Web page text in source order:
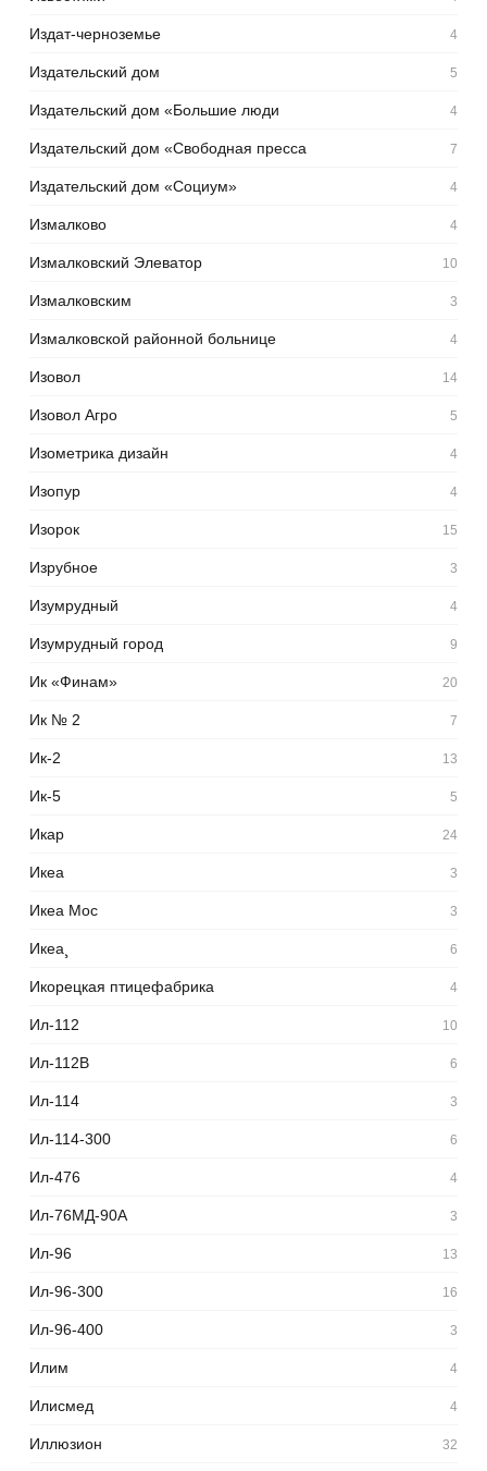
Издат-черноземье 4
Издательский дом 5
Издательский дом «Большие люди 4
Издательский дом «Свободная пресса 7
Издательский дом «Социум» 4
Измалково 4
Измалковский Элеватор 10
Измалковским 3
Измалковской районной больнице 4
Изовол 14
Изовол Агро 5
Изометрика дизайн 4
Изопур 4
Изорок 15
Изрубное 3
Изумрудный 4
Изумрудный город 9
Ик «Финам» 20
Ик № 2 7
Ик-2 13
Ик-5 5
Икар 24
Икеа 3
Икеа Мос 3
Икеа¸ 6
Икорецкая птицефабрика 4
Ил-112 10
Ил-112В 6
Ил-114 3
Ил-114-300 6
Ил-476 4
Ил-76МД-90А 3
Ил-96 13
Ил-96-300 16
Ил-96-400 3
Илим 4
Илисмед 4
Иллюзион 32